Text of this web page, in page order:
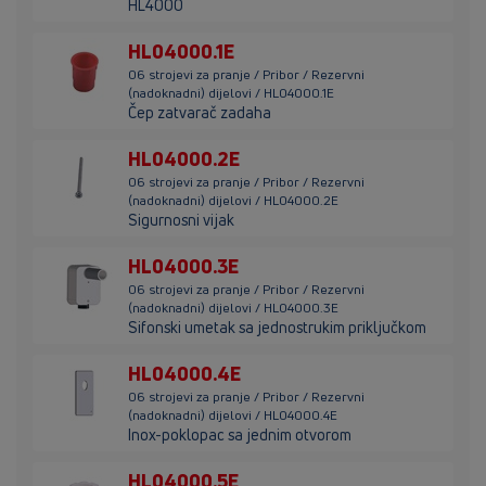
HL4000
HL04000.1E
06 strojevi za pranje / Pribor / Rezervni
(nadoknadni) dijelovi / HL04000.1E
Čep zatvarač zadaha
HL04000.2E
06 strojevi za pranje / Pribor / Rezervni
(nadoknadni) dijelovi / HL04000.2E
Sigurnosni vijak
HL04000.3E
06 strojevi za pranje / Pribor / Rezervni
(nadoknadni) dijelovi / HL04000.3E
Sifonski umetak sa jednostrukim priključkom
HL04000.4E
06 strojevi za pranje / Pribor / Rezervni
(nadoknadni) dijelovi / HL04000.4E
Inox-poklopac sa jednim otvorom